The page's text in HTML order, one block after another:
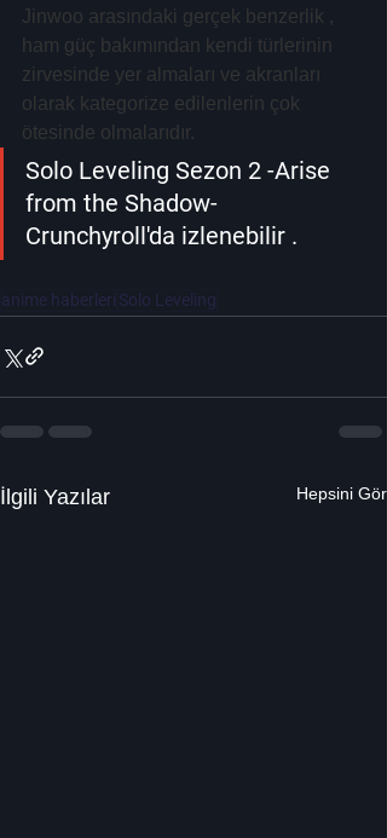
Jinwoo arasındaki gerçek benzerlik ,
ham güç bakımından kendi türlerinin
zirvesinde yer almaları ve akranları
olarak kategorize edilenlerin çok
ötesinde olmalarıdır.
Solo Leveling Sezon 2 -Arise
from the Shadow-
Crunchyroll'da izlenebilir .
anime haberleri Solo Leveling
İlgili Yazılar Hepsini Gör